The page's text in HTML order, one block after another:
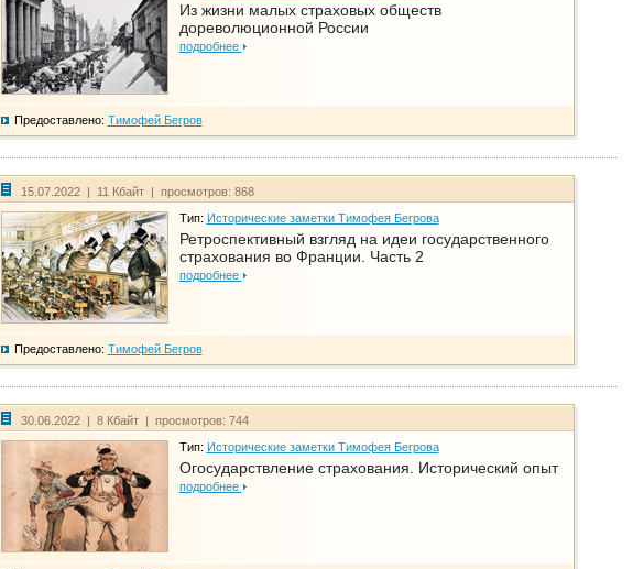
Из жизни малых страховых обществ
дореволюционной России
подробнее
Предоставлено: Тимофей Бегров
15.07.2022 | 11 Кбайт | просмотров: 868
Тип: Исторические заметки Тимофея Бегрова
Ретроспективный взгляд на идеи государственного
страхования во Франции. Часть 2
подробнее
Предоставлено: Тимофей Бегров
30.06.2022 | 8 Кбайт | просмотров: 744
Тип: Исторические заметки Тимофея Бегрова
Огосударствление страхования. Исторический опыт
подробнее